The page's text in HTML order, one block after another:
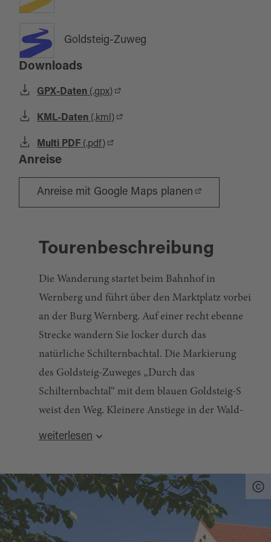
Goldsteig-Zuweg
Downloads
GPX-Daten (.gpx)
KML-Daten (.kml)
Multi PDF (.pdf)
Anreise
Anreise mit Google Maps planen
Tourenbeschreibung
Die Wanderung startet beim Bahnhof in
Wernberg und führt über den Marktplatz vorbei
an der Burg Wernberg. Auf einer recht ebenne
Strecke wandern Sie locker durch das
natürliche Schilternbachtal. Die Markierung
des Goldsteig-Zuweges „Durch das
Schilternbachtal“ mit dem blauen Goldsteig-S
weist den Weg. Kleinere Anstiege in der Wald-
und Wiesenlandschaft fordern Kondition,
Örtchen Söllitz und man taucht in das
malerische Pfreimdtal ein. Ab hier zeigt der
Qualitätsweg Goldsteig - mit seinem gelben
weiterlesen